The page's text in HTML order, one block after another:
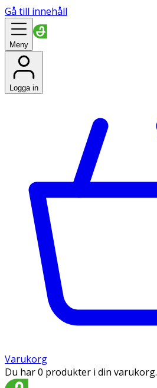
Gå till innehåll
Meny
Logga in
Varukorg
Du har 0 produkter i din varukorg.